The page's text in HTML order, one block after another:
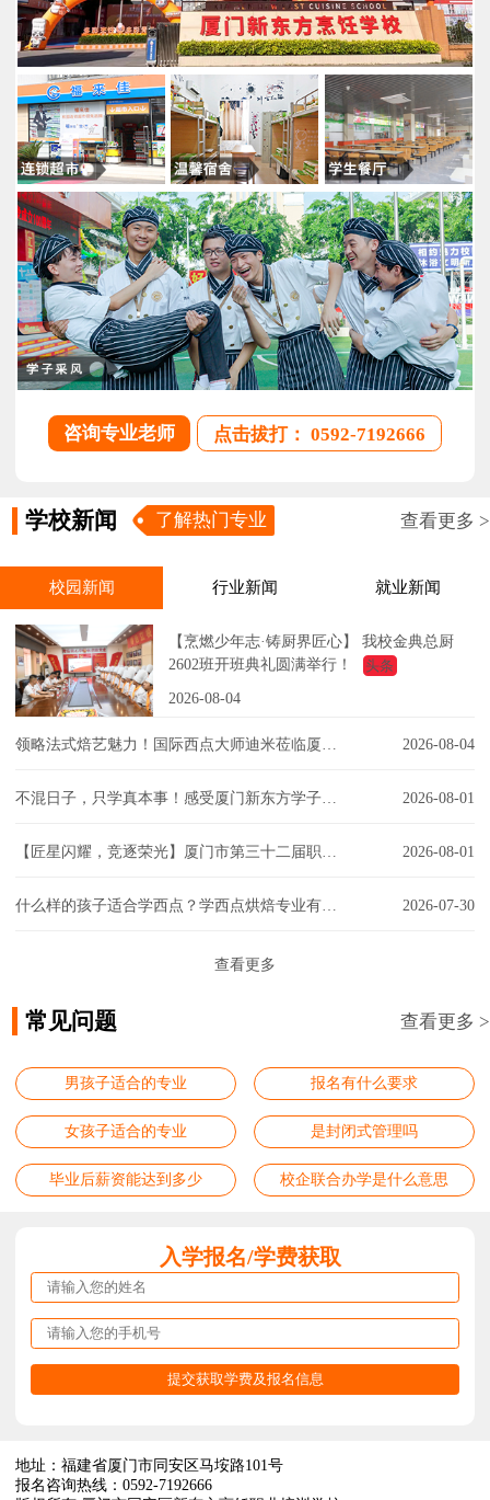
咨询专业老师 点击拔打： 0592-7192666
学校新闻 了解热门专业 查看更多 >
校园新闻 行业新闻 就业新闻
【烹燃少年志·铸厨界匠心】 我校金典总厨
2602班开班典礼圆满举行！
头条
2026-08-04
2026-08-04
2026-08-01
2026-08-01
2026-07-30
查看更多
常见问题 查看更多 >
男孩子适合的专业 报名有什么要求
女孩子适合的专业 是封闭式管理吗
毕业后薪资能达到多少 校企联合办学是什么意思
入学报名/学费获取
地址：福建省厦门市同安区马垵路101号
报名咨询热线：0592-7192666